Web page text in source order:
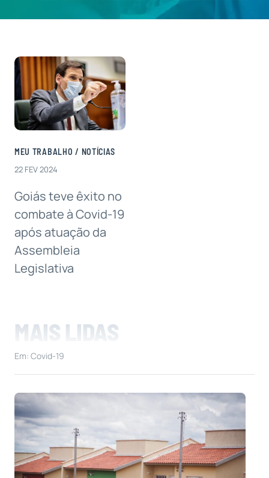
MEU TRABALHO / NOTÍCIAS
22 FEV 2024
Goiás teve êxito no
combate à Covid-19
após atuação da
Assembleia
Legislativa
MAIS LIDAS
Em: Covid-19